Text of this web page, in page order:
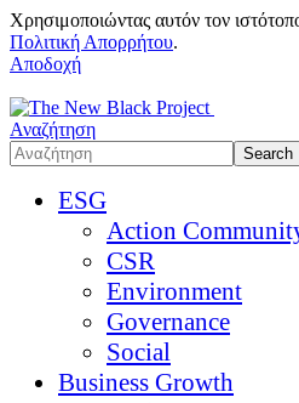
Χρησιμοποιώντας αυτόν τον
Πολιτική Απορρήτου.
Αποδοχή
Αναζήτηση
ESG
Action
CSR
Environment
Governance
Social
Business Growth